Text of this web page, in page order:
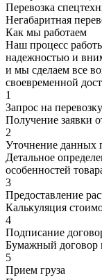
Перевозка
Негабаритная
Как мы работаем
Наш процесс
надежностью и
и мы сделаем все
своевременной
1
Запрос на
Получение заявки
2
Уточнение данных
Детальное
особенностей
3
Предоставление
Калькуляция
4
Подписание
Бумажный договор
5
Прием груза